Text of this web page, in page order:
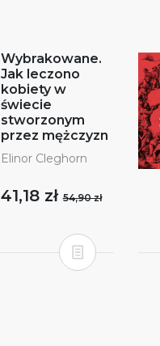
Wybrakowane.
Jak leczono
kobiety w
świecie
stworzonym
przez mężczyzn
Elinor Cleghorn
41,18 zł54,90 zł